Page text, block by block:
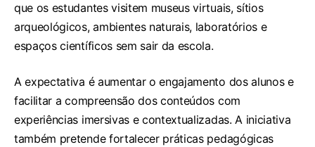
que os estudantes visitem museus virtuais, sítios
arqueológicos, ambientes naturais, laboratórios e
espaços científicos sem sair da escola.
A expectativa é aumentar o engajamento dos alunos e
facilitar a compreensão dos conteúdos com
experiências imersivas e contextualizadas. A iniciativa
também pretende fortalecer práticas pedagógicas